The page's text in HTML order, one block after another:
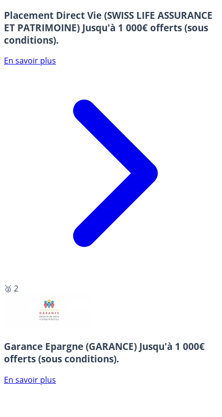
Placement Direct Vie (SWISS LIFE ASSURANCE
ET PATRIMOINE) Jusqu'à 1 000€ offerts (sous
conditions).
En savoir plus
🥈 2
Garance Epargne (GARANCE) Jusqu'à 1 000€
offerts (sous conditions).
En savoir plus